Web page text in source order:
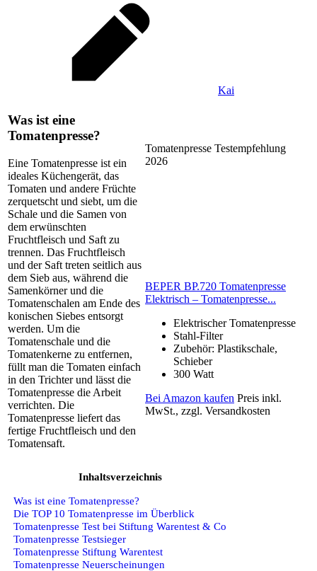
Kai
Was ist eine
Tomatenpresse?
Eine Tomatenpresse ist ein
ideales Küchengerät, das
Tomaten und andere Früchte
zerquetscht und siebt, um die
Schale und die Samen von
dem erwünschten
Fruchtfleisch und Saft zu
trennen. Das Fruchtfleisch
und der Saft treten seitlich aus
dem Sieb aus, während die
Samenkörner und die
Tomatenschalen am Ende des
konischen Siebes entsorgt
werden. Um die
Tomatenschale und die
Tomatenkerne zu entfernen,
füllt man die Tomaten einfach
in den Trichter und lässt die
Tomatenpresse die Arbeit
verrichten. Die
Tomatenpresse liefert das
fertige Fruchtfleisch und den
Tomatensaft.
Tomatenpresse Testempfehlung
2026
BEPER BP.720 Tomatenpresse
Elektrisch – Tomatenpresse...
Elektrischer Tomatenpresse
Stahl-Filter
Zubehör: Plastikschale,
Schieber
300 Watt
Bei Amazon kaufen Preis inkl.
MwSt., zzgl. Versandkosten
Inhaltsverzeichnis
Was ist eine Tomatenpresse?
Die TOP 10 Tomatenpresse im Überblick
Tomatenpresse Test bei Stiftung Warentest & Co
Tomatenpresse Testsieger
Tomatenpresse Stiftung Warentest
Tomatenpresse Neuerscheinungen